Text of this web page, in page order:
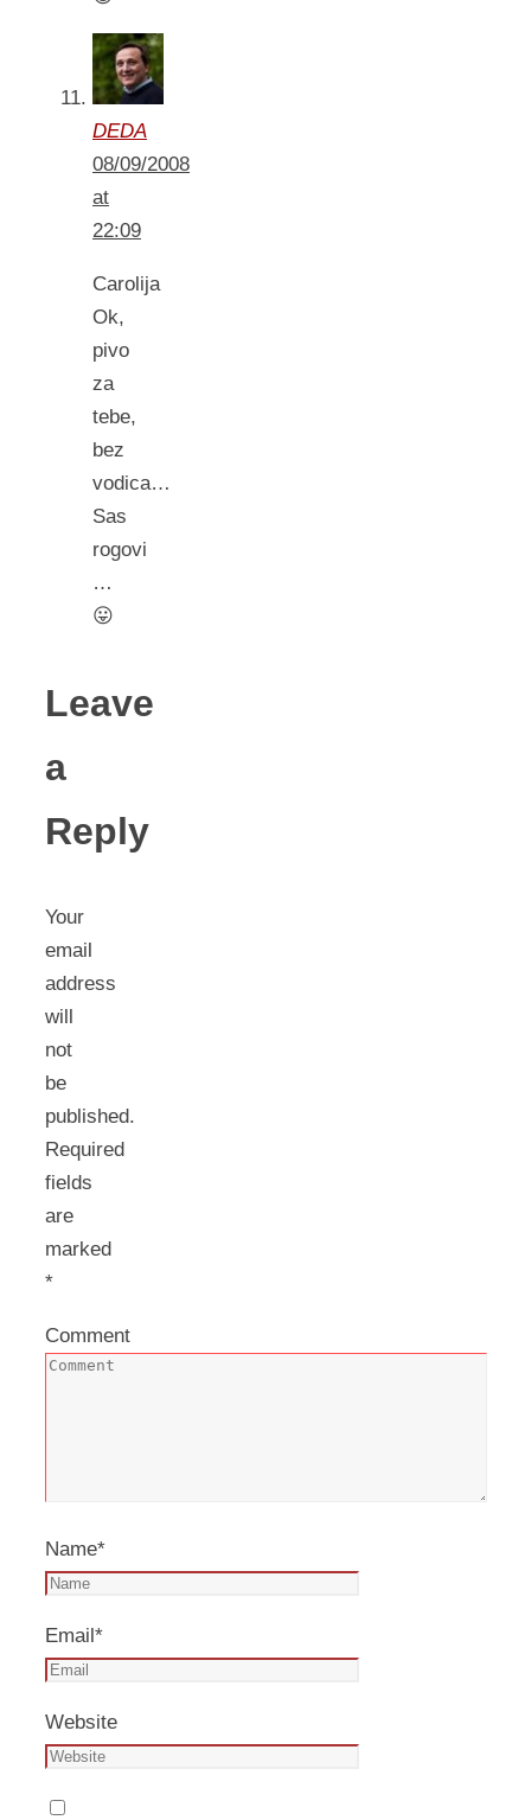
DEDA
08/09/2008
at
22:09
Carolija
Ok,
pivo
za
tebe,
bez
vodica…
Sas
rogovi
…
😛
Leave
a
Reply
Your
email
address
will
not
be
published.
Required
fields
are
marked
*
Comment
Name*
Email *
Website